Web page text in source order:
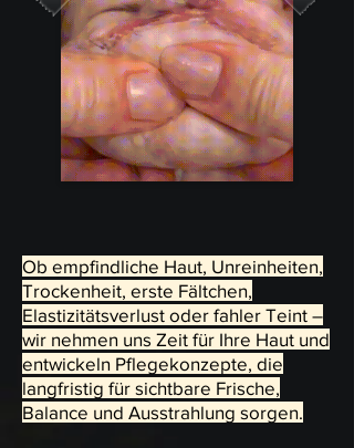
Ob empfindliche Haut, Unreinheiten,
Trockenheit, erste Fältchen,
Elastizitätsverlust oder fahler Teint –
wir nehmen uns Zeit für Ihre Haut und
entwickeln Pflegekonzepte, die
langfristig für sichtbare Frische,
Balance und Ausstrahlung sorgen.